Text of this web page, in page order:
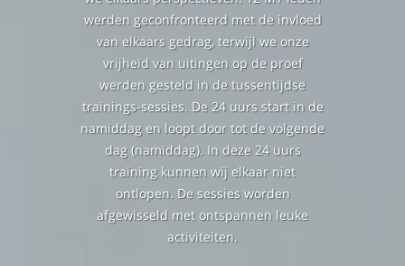
werden geconfronteerd met de invloed
van elkaars gedrag, terwijl we onze
vrijheid van uitingen op de proef
werden gesteld in de tussentijdse
trainings-sessies. De 24 uurs start in de
namiddag en loopt door tot de volgende
dag (namiddag). In deze 24 uurs
training kunnen wij elkaar niet
ontlopen. De sessies worden
afgewisseld met ontspannen leuke
activiteiten.